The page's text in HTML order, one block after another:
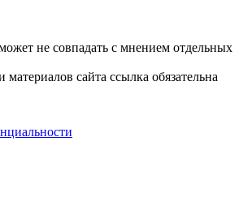
не совпадать с мнением отдельных
сайта ссылка обязательна